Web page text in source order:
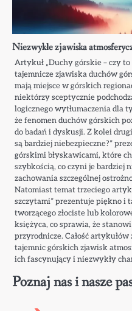
Niezwykłe zjawiska
Artykuł „Duchy górskie – czy
tajemnicze zjawiska duchów
mają miejsce w górskich
niektórzy sceptycznie
logicznego wytłumaczenia dla
że fenomen duchów górskich
do badań i dyskusji. Z kolei
są bardziej niebezpieczne?”
górskimi błyskawicami, które
szybkością, co czyni je bardziej
zachowania szczególnej
Natomiast temat trzeciego
szczytami” prezentuje piękno i
tworzącego złociste lub
księżyca, co sprawia, że
przyrodnicze. Całość
tajemnic górskich zjawisk
ich fascynujący i niezwykły
Poznaj nas i nasze